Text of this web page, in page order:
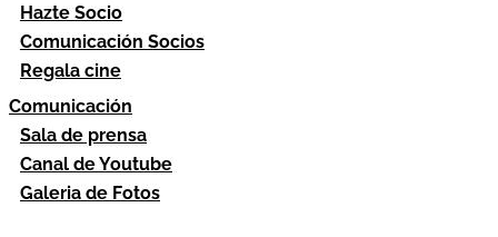
Hazte Socio
Comunicación Socios
Regala cine
Comunicación
Sala de prensa
Canal de Youtube
Galeria de Fotos